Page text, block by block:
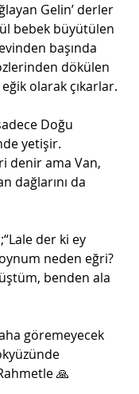
Gelin’ derler
bebek büyütülen
başında
dökülen
olarak çıkarlar.
Doğu
yetişir.
denir ama Van,
dağlarını da
der ki ey
neden eğri?
benden ala
göremeyecek
🙏